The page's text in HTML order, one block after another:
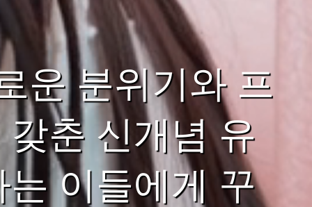
운 분위기와 프
춘 신개념 유
이들에게 꾸